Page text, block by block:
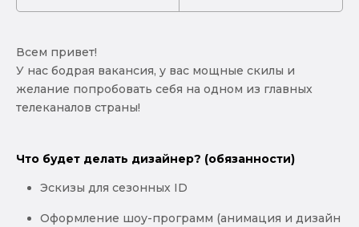
Всем привет!
У нас бодрая вакансия, у вас мощные скилы и
желание попробовать себя на одном из главных
телеканалов страны!
Что будет делать дизайнер? (обязанности)
Эскизы для сезонных ID
Оформление шоу-программ (анимация и дизайн